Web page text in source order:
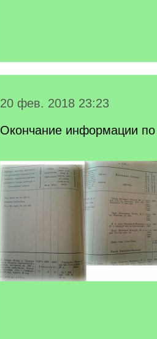
20 фев. 2018 23:23
Окончание информации по